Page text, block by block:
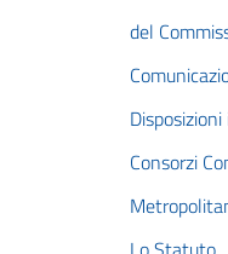
del
Consorzi